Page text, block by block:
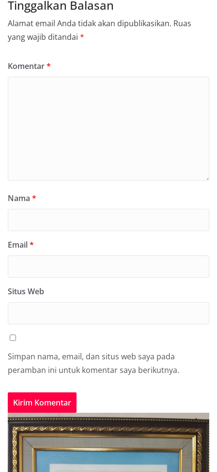
Tinggalkan Balasan
Alamat email Anda tidak akan dipublikasikan. Ruas
yang wajib ditandai *
Komentar*
Nama *
Email*
Situs Web
Simpan nama, email, dan situs web saya pada
peramban ini untuk komentar saya berikutnya.